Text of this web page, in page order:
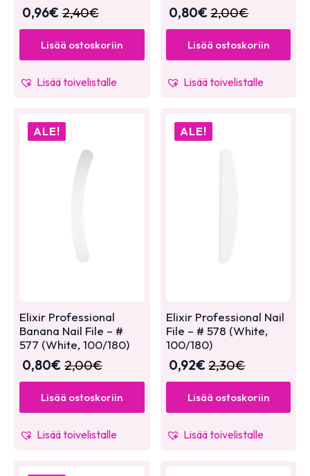
2,40€
0,96€
Lisää ostoskoriin
Lisää toivelistalle
2,00€
0,80€
Lisää ostoskoriin
Lisää toivelistalle
ALE!
Elixir Professional
Banana Nail File – #
577 (White, 100/180)
2,00€
0,80€
Lisää ostoskoriin
Lisää toivelistalle
ALE!
Elixir Professional Nail
File – # 578 (White,
100/180)
2,30€
0,92€
Lisää ostoskoriin
Lisää toivelistalle